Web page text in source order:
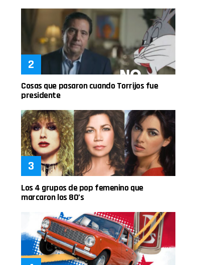
Cosas que pasaron cuando Torrijos fue
presidente
Los 4 grupos de pop femenino que
marcaron los 80’s